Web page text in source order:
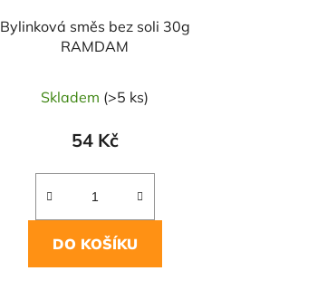
Bylinková směs bez soli 30g
RAMDAM
Skladem (>5 ks)
54 Kč
DO KOŠÍKU